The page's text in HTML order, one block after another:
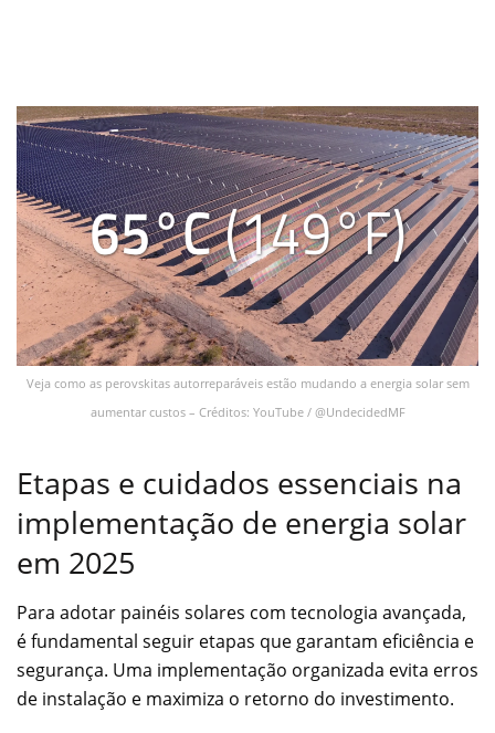
Veja como as perovskitas autorreparáveis estão mudando a energia solar sem
aumentar custos – Créditos: YouTube / @UndecidedMF
Etapas e cuidados essenciais na
implementação de energia solar
em 2025
Para adotar painéis solares com tecnologia avançada,
é fundamental seguir etapas que garantam eficiência e
segurança. Uma implementação organizada evita erros
de instalação e maximiza o retorno do investimento.